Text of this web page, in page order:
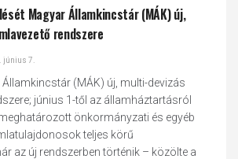
Magyar Államkincstár (MÁK) új,
rendszere
június 7.
Államkincstár (MÁK) új, multi-devizás
június 1-től az államháztartásról
önkormányzati és egyéb
teljes körű
az új rendszerben történik – közölte a